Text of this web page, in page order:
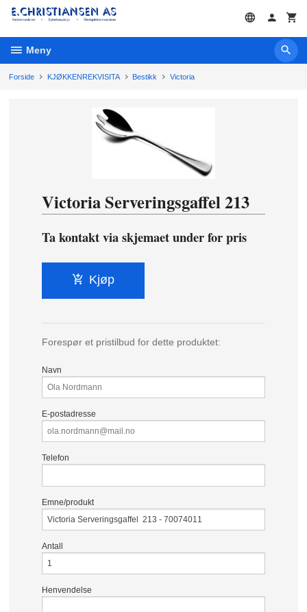
Gå
innholdet
Meny
Forside KJØKKENREKVISITA Bestikk Victoria
Victoria Serveringsgaffel 213
Ta kontakt via skjemaet under for pris
Kjøp
Forespør et pristilbud for dette produktet:
Navn
E-postadresse
Telefon
Emne/produkt
Antall
Henvendelse